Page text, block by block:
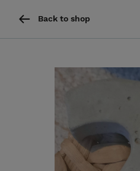
Back to shop